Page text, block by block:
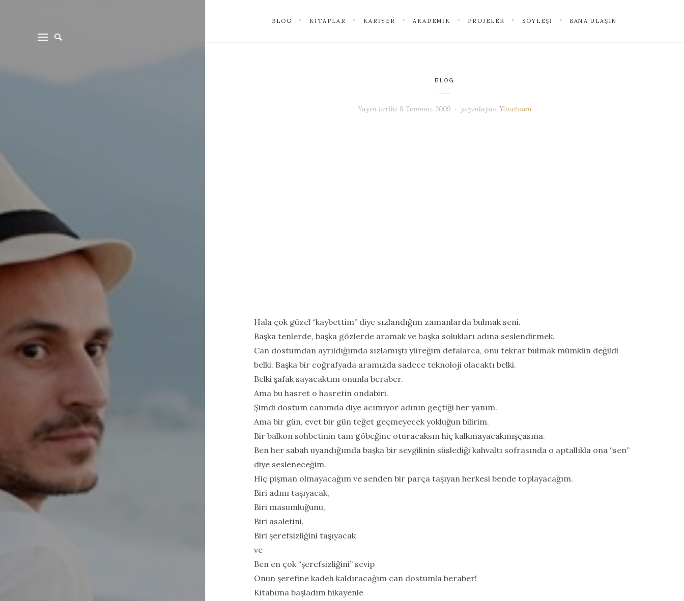
BLOG KITAPLAR KARIYER AKADEMIK PROJELER SÖYLEŞI BANA ULAŞIN
BLOG
Yayın tarihi 8 Temmuz 2009 yayınlayan Yönetmen
Hala çok güzel “kaybettim” diye sızlandığım zamanlarda bulmak seni.
Başka tenlerde, başka gözlerde aramak ve başka solukları adına seslendirmek.
Can dostumdan ayrıldığımda sızlamıştı yüreğim defalarca, onu tekrar bulmak mümkün değildi
belki. Başka bir coğrafyada aramızda sadece teknoloji olacaktı belki.
Belki şafak sayacaktım onunla beraber.
Ama bu hasret o hasretin ondabiri.
Şimdi dostum canımda diye acımıyor adının geçtiği her yanım.
Ama bir gün, evet bir gün teğet geçmeyecek yokluğun bilirim.
Bir balkon sohbetinin tam göbeğine oturacaksın hiç kalkmayacakmışçasına.
Ben her sabah uyandığımda başka bir sevgilinin süslediği kahvaltı sofrasında o aptallıkla ona “sen”
diye sesleneceğim.
Hiç pişman olmayacağım ve senden bir parça taşıyan herkesi bende toplayacağım.
Biri adını taşıyacak,
Biri masumluğunu,
Biri asaletini,
Biri şerefsizliğini taşıyacak
ve
Ben en çok “şerefsizliğini” sevip
Onun şerefine kadeh kaldıracağım can dostumla beraber!
Kitabıma başladım hikayenle